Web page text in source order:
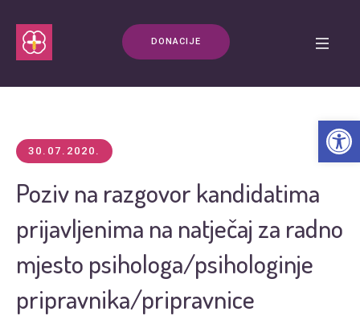
DONACIJE
30.07.2020.
Poziv na razgovor kandidatima
prijavljenima na natječaj za radno
mjesto psihologa/psihologinje
pripravnika/pripravnice